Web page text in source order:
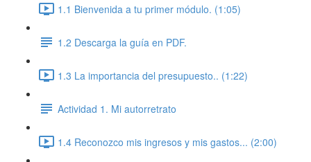
1.1 Bienvenida a tu primer módulo. (1:05)
1.2 Descarga la guía en PDF.
1.3 La importancia del presupuesto.. (1:22)
Actividad 1. Mi autorretrato
1.4 Reconozco mis ingresos y mis gastos... (2:00)